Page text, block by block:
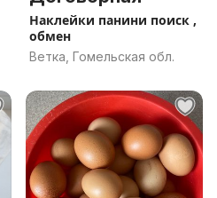
Наклейки панини поиск ,
обмен
Ветка, Гомельская обл.